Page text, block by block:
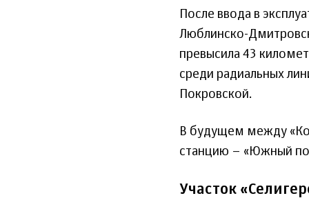
После ввода в
Люблинско-
превысила 43
среди радиальных
Покровской.
В будущем между
станцию – «Южный
Участок